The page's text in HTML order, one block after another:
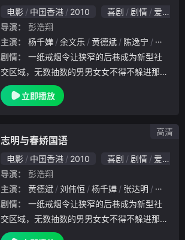
电影 中国香港 2010 喜剧 剧情
爱情
导演：
彭浩翔
主演：
杨千嬅 余文乐 黄德斌 陈逸宁
谷祖琳
剧情：
交区域，无数抽数的男男女女不得不躲进那里
抽烟。无论身居何位，所为何事，在那里他们
都只是一个烟民，大家所做的无非是一起吞云
余文乐 饰）和在化妆品专柜工作的春娇（杨
千嬅 饰）在那里相识，志明的不幸遭遇以及
为春娇点烟的举动让春娇对这个斯文的男人略
生好感。在接下来的几个日日夜夜，两人不时
的传送短信和相约街角吸烟。感情通过拇指传
送，爱情在烟雾之中滋生，最终一条暧昧的短
信导致春娇和男友家豪（黄德斌 饰）分手。
就当春娇准备全身心投入与志明的恋情时，
立即播放
志明与春娇国语
电影 中国香港 2010 喜剧 剧情
爱情
导演：
彭浩翔
主演：
黄德斌 刘伟恒 杨千嬅 张达明
林耀声
剧情：
交区域，无数抽数的男男女女不得不躲进那里
抽烟。无论身居何位，所为何事，在那里他们
高清